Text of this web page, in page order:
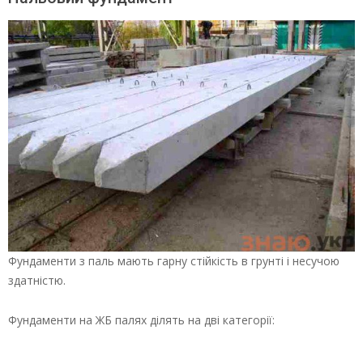
Фундаменти з паль мають гарну стійкість в грунті і несучою
здатністю.
Фундаменти на ЖБ палях ділять на дві категорії: